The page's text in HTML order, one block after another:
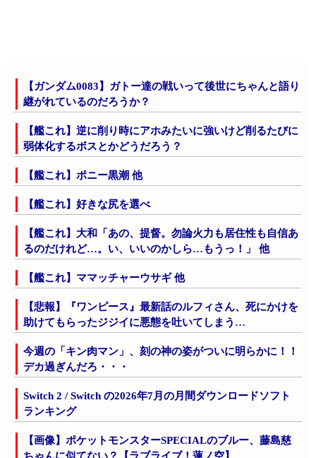
【ガンダム0083】ガトー達の戦いって後世にちゃんと語り
継がれているのだろうか？
【艦これ】逆に削り時にアホみたいに強いけど削るたびに
弱体化するボスとかどうだろう？
【艦これ】ポニー黒潮 他
【艦これ】好きな尻を選べ
【艦これ】大和「あの、提督。勿論火力も居住性も自信あ
るのだけれど…。い、いいのかしら…もうっ！」 他
【艦これ】ママッチャーウサギ 他
【悲報】『ワンピース』最新話のルフィさん、死にかけを
助けてもらったジジイに悪態を吐いてしまう…
今週の「キン肉マン」、刻の神の姿がついに明らかに！！
デカ過ぎんだろ・・・
Switch 2 / Switch の2026年7月の月間ダウンロードソフト
ランキング
【画像】ポケットモンスターSPECIALのブルー、藤島慈
ちゃんに似てない？【ラブライブ！蓮ノ空】